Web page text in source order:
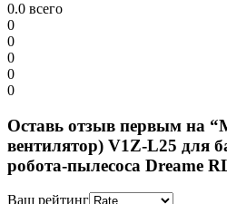
0.0 всего
0
0
0
0
0
Оставь отзыв первым на
вентилятор) V1Z-L25 для
робота-пылесоса Dreame
Ваш рейтинг